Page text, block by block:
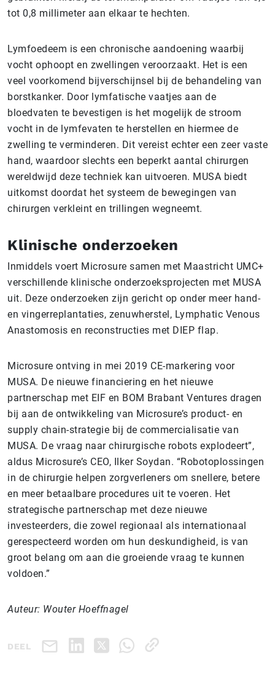
tot 0,8 millimeter aan elkaar te hechten.
Lymfoedeem is een chronische aandoening waarbij
vocht ophoopt en zwellingen veroorzaakt. Het is een
veel voorkomend bijverschijnsel bij de behandeling van
borstkanker. Door lymfatische vaatjes aan de
bloedvaten te bevestigen is het mogelijk de stroom
vocht in de lymfevaten te herstellen en hiermee de
zwelling te verminderen. Dit vereist echter een zeer vaste
hand, waardoor slechts een beperkt aantal chirurgen
wereldwijd deze techniek kan uitvoeren. MUSA biedt
uitkomst doordat het systeem de bewegingen van
chirurgen verkleint en trillingen wegneemt.
Klinische onderzoeken
Inmiddels voert Microsure samen met Maastricht UMC+
verschillende klinische onderzoeksprojecten met MUSA
uit. Deze onderzoeken zijn gericht op onder meer hand-
en vingerreplantaties, zenuwherstel, Lymphatic Venous
Anastomosis en reconstructies met DIEP flap.
Microsure ontving in mei 2019 CE-markering voor
MUSA. De nieuwe financiering en het nieuwe
partnerschap met EIF en BOM Brabant Ventures dragen
bij aan de ontwikkeling van Microsure’s product- en
supply chain-strategie bij de commercialisatie van
MUSA. De vraag naar chirurgische robots explodeert”,
aldus Microsure’s CEO, Ilker Soydan. “Robotoplossingen
in de chirurgie helpen zorgverleners om snellere, betere
en meer betaalbare procedures uit te voeren. Het
strategische partnerschap met deze nieuwe
investeerders, die zowel regionaal als internationaal
gerespecteerd worden om hun deskundigheid, is van
groot belang om aan die groeiende vraag te kunnen
voldoen.”
Auteur: Wouter Hoeffnagel
DEEL